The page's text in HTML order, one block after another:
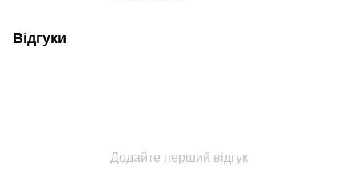
Відгуки
Додайте перший відгук